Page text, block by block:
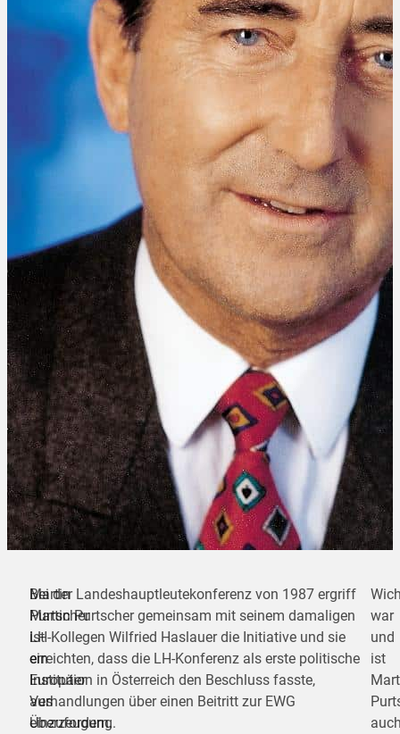
Martin
Purtscher
ist
ein
Europäer
aus
Überzeugung.
Bei der Landeshauptleutekonferenz von 1987 ergriff
Martin Purtscher gemeinsam mit seinem damaligen
LH-Kollegen Wilfried Haslauer die Initiative und sie
erreichten, dass die LH-Konferenz als erste politische
Institution in Österreich den Beschluss fasste,
Verhandlungen über einen Beitritt zur EWG
einzufordern.
war
und
ist